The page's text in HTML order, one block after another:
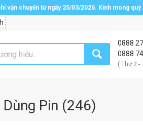
vận chuyển từ ngày 25/03/2026. Kính mong
0888
0888
( Thứ 2 -
Pin (246)